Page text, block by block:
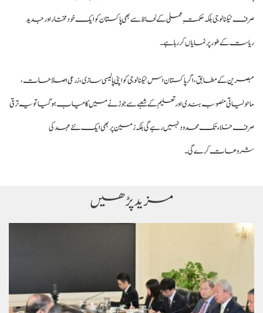
صرف ٹیکنالوجی بلکہ حکمتِ عملی کے لحاظ سے بھی پاکستان کو ایک خود مختار اور جدید
ریاست کے طور پر نمایاں کر رہا ہے۔
مبصرین کے مطابق، اگر پاکستان اس ٹیکنالوجی کو اپنی پالیسی سازی، زرعی اصلاحات،
ماحولیاتی منصوبہ بندی اور تعلیم کے شعبے سے جوڑنے میں کامیاب ہوگیا تو یہ ترقی
صرف خلاء تک محدود نہیں رہے گی بلکہ زمین پر بھی ایک نئے عہد کی
شروعات کرے گی۔
مزید پڑھیں